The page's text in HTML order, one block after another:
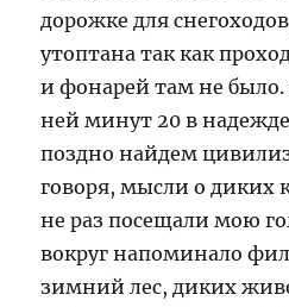
дорожке для
утоптана так как
и фонарей там не
ней минут 20 в
поздно найдем
говоря, мысли о диких
не раз посещали мою
вокруг напоминало
зимний лес, диких